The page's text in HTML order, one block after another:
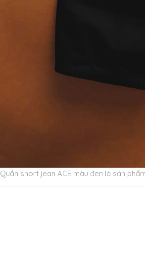
Quần short jean ACE màu đen là sản